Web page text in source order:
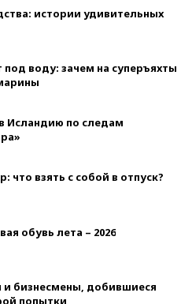
истории удивительных
под воду: зачем на суперъяхты
Исландию по следам
взять с собой в отпуск?
обувь лета – 2026
и бизнесмены, добившиеся
попытки